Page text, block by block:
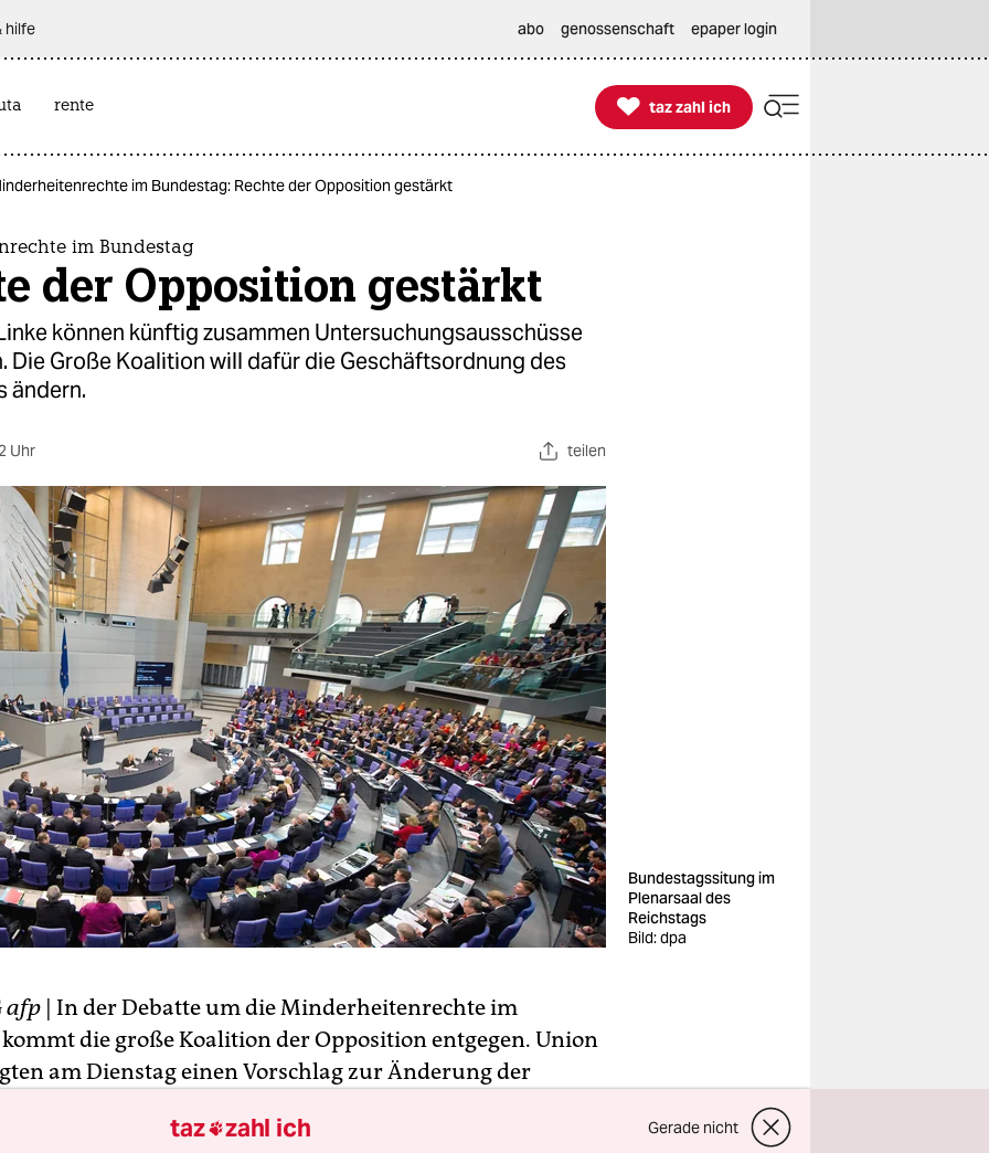
hilfe abo genossenschaft epaper login
rente 
taz zahl ich
taz zahl ich
im Bundestag: Rechte der Opposition gestärkt
im Bundestag
der Opposition gestärkt
können künftig zusammen Untersuchungsausschüsse
Die Große Koalition will dafür die Geschäftsordnung des
ändern.
Uhr teilen
Bundestagssitung im
Plenarsaal des
Reichstags
Bild: dpa
afp | In der Debatte um die Minderheitenrechte im
die große Koalition der Opposition entgegen. Union
am Dienstag einen Vorschlag zur Änderung der
Parteien stärken soll. So sollen Grüne und Linke
taz zahl ich Gerade nicht